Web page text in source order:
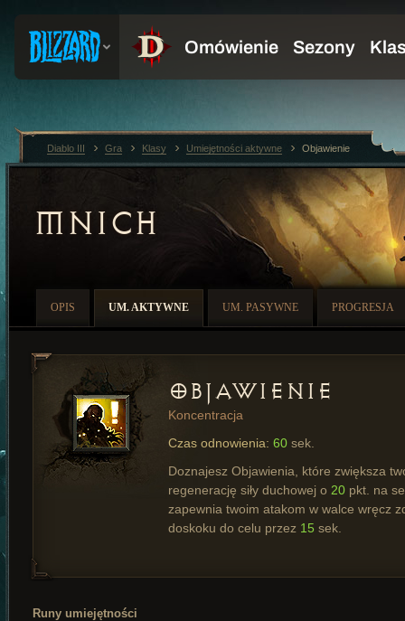
MNICH
OPIS UM. AKTYWNE UM. PASYWNE PROGRESJA
Objawienie
Koncentracja
Czas odnowienia: 60 sek.
Doznajesz Objawienia, które zwiększa
regenerację siły duchowej o 20 pkt. na
zapewnia twoim atakom w walce wręcz
doskoku do celu przez 15 sek.
Runy umiejętności
Diablo III Gra Klasy Umiejętności aktywne Objawienie